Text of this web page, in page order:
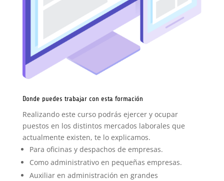
Donde puedes trabajar con esta formación
Realizando este curso podrás ejercer y ocupar
puestos en los distintos mercados laborales que
actualmente existen, te lo explicamos.
Para oficinas y despachos de empresas.
Como administrativo en pequeñas empresas.
Auxiliar en administración en grandes